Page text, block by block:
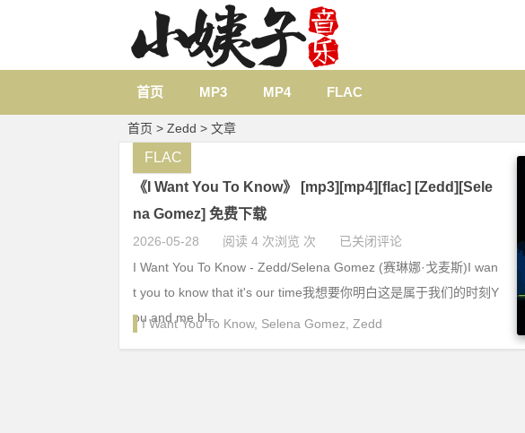
首页 MP3 MP4 FLAC
首页 > Zedd > 文章
《I Want You To Know》 [mp3][mp4][flac] [Zedd][Sele
na Gomez] 免费下载
2026-05-28 阅读 4 次浏览 次 已关闭评论
FLAC
I Want You To Know - Zedd/Selena Gomez (赛琳娜·戈麦斯)I wan
t you to know that it's our time我想要你明白这是属于我们的时刻Y
ou and me bl...
I Want You To Know, Selena Gomez Zedd